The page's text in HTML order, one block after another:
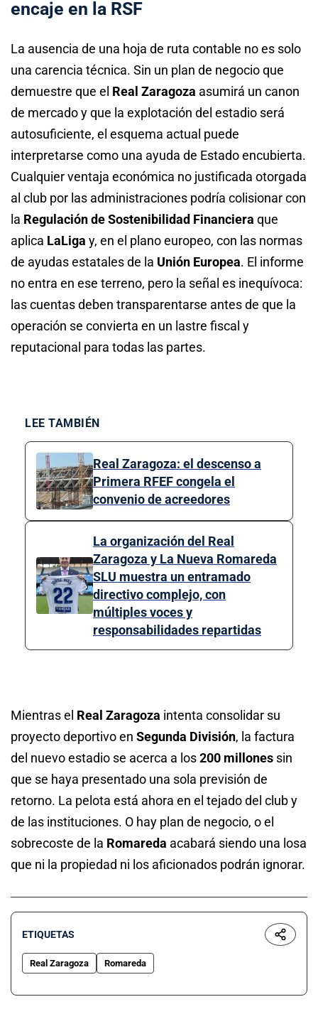
encaje en la RSF
La ausencia de una hoja de ruta contable no es solo
una carencia técnica. Sin un plan de negocio que
demuestre que el Real Zaragoza asumirá un canon
de mercado y que la explotación del estadio será
autosuficiente, el esquema actual puede
interpretarse como una ayuda de Estado encubierta.
Cualquier ventaja económica no justificada otorgada
al club por las administraciones podría colisionar con
la Regulación de Sostenibilidad Financiera que
aplica LaLiga y, en el plano europeo, con las normas
de ayudas estatales de la Unión Europea. El informe
no entra en ese terreno, pero la señal es inequívoca:
las cuentas deben transparentarse antes de que la
operación se convierta en un lastre fiscal y
reputacional para todas las partes.
LEE TAMBIÉN
Real Zaragoza: el descenso a
Primera RFEF congela el
convenio de acreedores
La organización del Real
Zaragoza y La Nueva Romareda
SLU muestra un entramado
directivo complejo, con
múltiples voces y
responsabilidades repartidas
Mientras el Real Zaragoza intenta consolidar su
proyecto deportivo en Segunda División, la factura
del nuevo estadio se acerca a los200 millones sin
que se haya presentado una sola previsión de
retorno. La pelota está ahora en el tejado del club y
de las instituciones. O hay plan de negocio, o el
sobrecoste de la Romareda acabará siendo una losa
que ni la propiedad ni los aficionados podrán ignorar.
ETIQUETAS
Real Zaragoza Romareda